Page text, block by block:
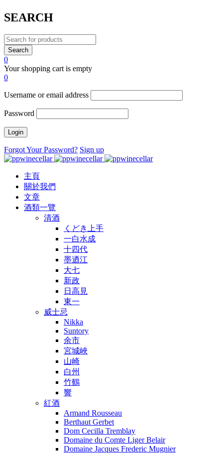
SEARCH
0
Your shopping cart is empty
0
Username or email address
Password
Forgot Your Password? Sign up
主頁
關於我們
文章
酒類一覽
清酒
くどき上手
一白水成
十四代
墨迺江
大七
新政
日高見
東一
威士忌
Nikka
Suntory
余市
宮城峽
山崎
白州
竹鶴
響
紅酒
Armand Rousseau
Berthaut Gerbet
Dom Cecilla Tremblay
Domaine du Comte Liger Belair
Domaine Jacques Frederic Mugnier